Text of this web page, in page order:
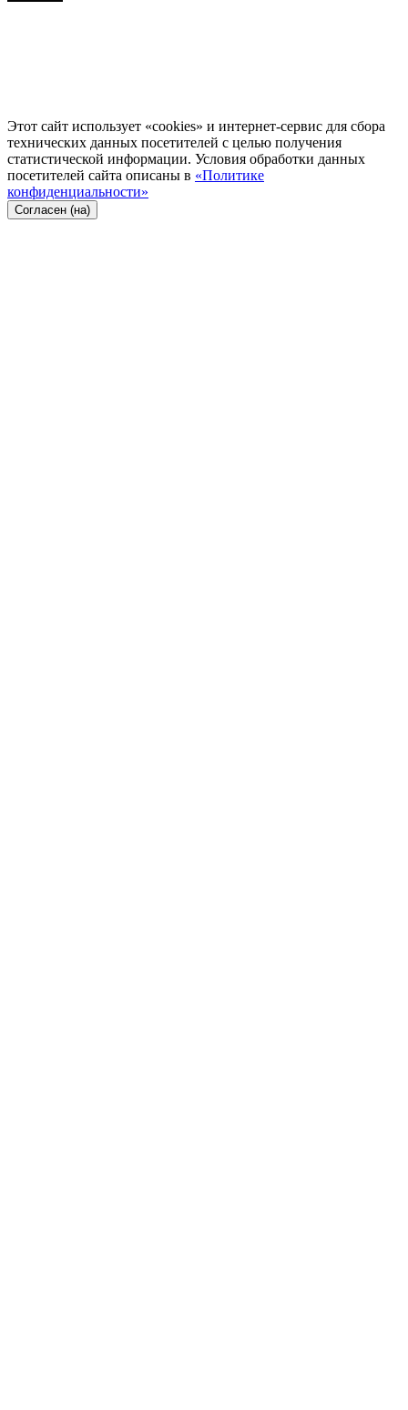
Этот сайт использует «cookies» и интернет-сервис для сбора
технических данных посетителей с целью получения
статистической информации. Условия обработки данных
посетителей сайта описаны в «Политике
конфиденциальности»
Согласен (на)